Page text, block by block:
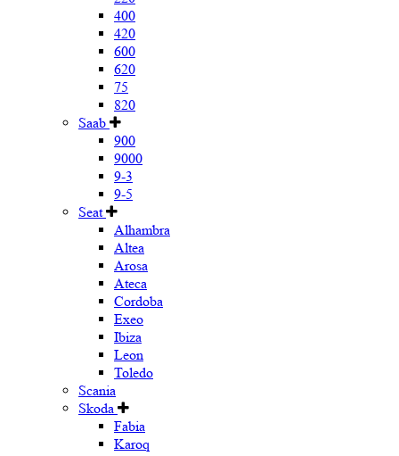
400
420
600
620
75
820
Saab
900
9000
9-3
9-5
Seat
Alhambra
Altea
Arosa
Ateca
Cordoba
Exeo
Ibiza
Leon
Toledo
Scania
Skoda
Fabia
Karoq